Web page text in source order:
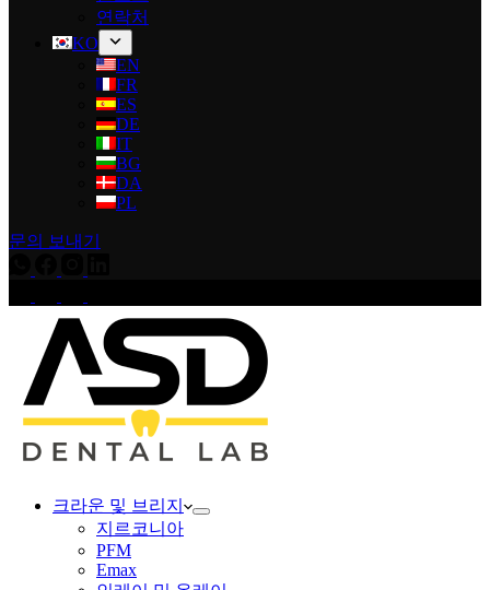
연락처
KO
EN
FR
ES
DE
IT
BG
DA
PL
문의 보내기
크라운 및 브리지
지르코니아
PFM
Emax